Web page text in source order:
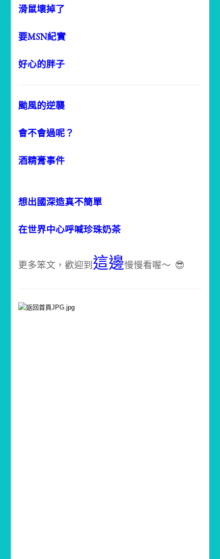
滑鼠壞掉了
要MSN紀實
好心的胖子
颱風的逆襲
會不會過呢？
酒精膏事件
想出國深造真不簡單
在世界中心呼喊珍珠奶茶
更多笨文，歡迎到這邊慢慢看喔～ 😎